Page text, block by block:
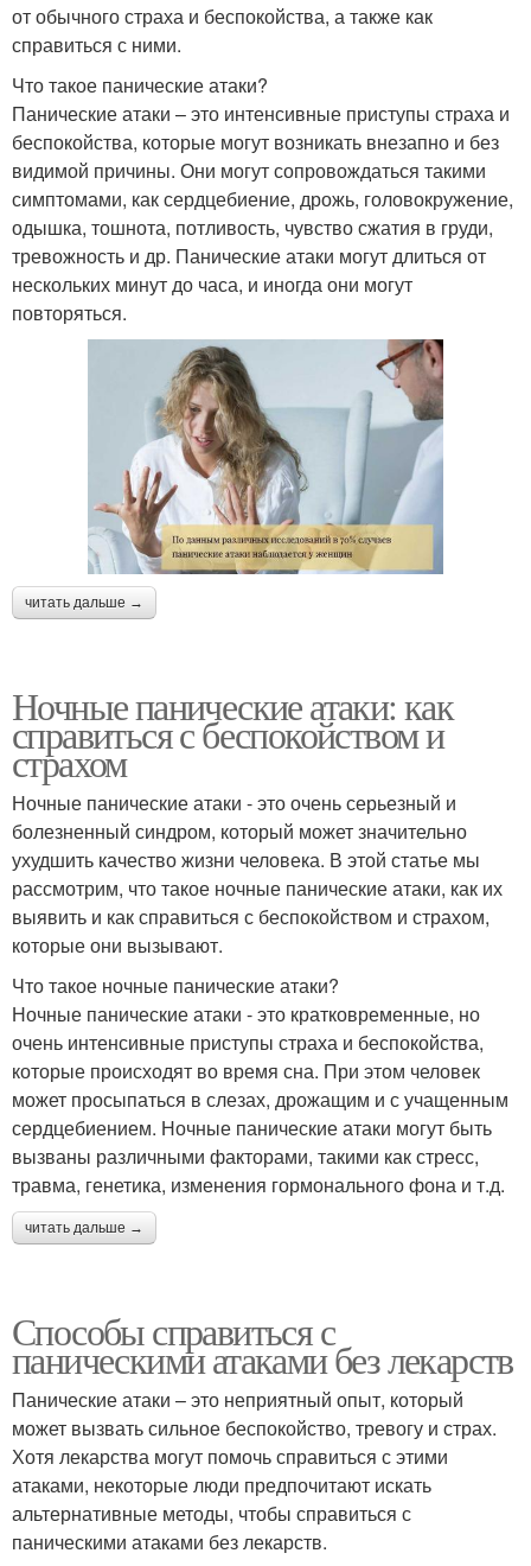
от обычного страха и беспокойства, а также как
справиться с ними.
Что такое панические атаки?
Панические атаки – это интенсивные приступы страха и
беспокойства, которые могут возникать внезапно и без
видимой причины. Они могут сопровождаться такими
симптомами, как сердцебиение, дрожь, головокружение,
одышка, тошнота, потливость, чувство сжатия в груди,
тревожность и др. Панические атаки могут длиться от
нескольких минут до часа, и иногда они могут
повторяться.
читать дальше →
Ночные панические атаки: как
справиться с беспокойством и
страхом
Ночные панические атаки - это очень серьезный и
болезненный синдром, который может значительно
ухудшить качество жизни человека. В этой статье мы
рассмотрим, что такое ночные панические атаки, как их
выявить и как справиться с беспокойством и страхом,
которые они вызывают.
Что такое ночные панические атаки?
Ночные панические атаки - это кратковременные, но
очень интенсивные приступы страха и беспокойства,
которые происходят во время сна. При этом человек
может просыпаться в слезах, дрожащим и с учащенным
сердцебиением. Ночные панические атаки могут быть
вызваны различными факторами, такими как стресс,
травма, генетика, изменения гормонального фона и т.д.
читать дальше →
Способы справиться с
паническими атаками без лекарств
Панические атаки – это неприятный опыт, который
может вызвать сильное беспокойство, тревогу и страх.
Хотя лекарства могут помочь справиться с этими
атаками, некоторые люди предпочитают искать
альтернативные методы, чтобы справиться с
паническими атаками без лекарств.